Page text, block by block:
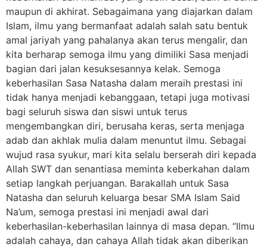
maupun di akhirat. Sebagaimana yang diajarkan dalam
Islam, ilmu yang bermanfaat adalah salah satu bentuk
amal jariyah yang pahalanya akan terus mengalir, dan
kita berharap semoga ilmu yang dimiliki Sasa menjadi
bagian dari jalan kesuksesannya kelak. Semoga
keberhasilan Sasa Natasha dalam meraih prestasi ini
tidak hanya menjadi kebanggaan, tetapi juga motivasi
bagi seluruh siswa dan siswi untuk terus
mengembangkan diri, berusaha keras, serta menjaga
adab dan akhlak mulia dalam menuntut ilmu. Sebagai
wujud rasa syukur, mari kita selalu berserah diri kepada
Allah SWT dan senantiasa meminta keberkahan dalam
setiap langkah perjuangan. Barakallah untuk Sasa
Natasha dan seluruh keluarga besar SMA Islam Said
Na’um, semoga prestasi ini menjadi awal dari
keberhasilan-keberhasilan lainnya di masa depan. “Ilmu
adalah cahaya, dan cahaya Allah tidak akan diberikan